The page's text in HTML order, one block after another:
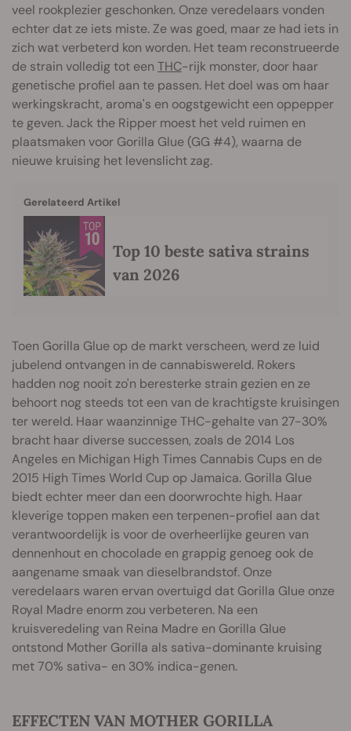
veel rookplezier geschonken. Onze veredelaars vonden
echter dat ze iets miste. Ze was goed, maar ze had iets in
zich wat verbeterd kon worden. Het team reconstrueerde
de strain volledig tot een THC-rijk monster, door haar
genetische profiel aan te passen. Het doel was om haar
werkingskracht, aroma's en oogstgewicht een oppepper
te geven. Jack the Ripper moest het veld ruimen en
plaatsmaken voor Gorilla Glue (GG #4), waarna de
nieuwe kruising het levenslicht zag.
Gerelateerd Artikel
Top 10 beste sativa strains
van 2026
Toen Gorilla Glue op de markt verscheen, werd ze luid
jubelend ontvangen in de cannabiswereld. Rokers
hadden nog nooit zo'n beresterke strain gezien en ze
behoort nog steeds tot een van de krachtigste kruisingen
ter wereld. Haar waanzinnige THC-gehalte van 27-30%
bracht haar diverse successen, zoals de 2014 Los
Angeles en Michigan High Times Cannabis Cups en de
2015 High Times World Cup op Jamaica. Gorilla Glue
biedt echter meer dan een doorwrochte high. Haar
kleverige toppen maken een terpenen-profiel aan dat
verantwoordelijk is voor de overheerlijke geuren van
dennenhout en chocolade en grappig genoeg ook de
aangename smaak van dieselbrandstof. Onze
veredelaars waren ervan overtuigd dat Gorilla Glue onze
Royal Madre enorm zou verbeteren. Na een
kruisveredeling van Reina Madre en Gorilla Glue
ontstond Mother Gorilla als sativa-dominante kruising
met 70% sativa- en 30% indica-genen.
EFFECTEN VAN MOTHER GORILLA